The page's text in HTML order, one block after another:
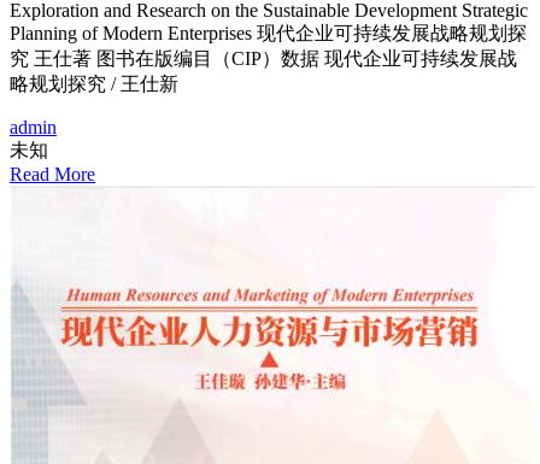
Exploration and Research on the Sustainable Development Strategic
Planning of Modern Enterprises 现代企业可持续发展战略规划探
究 王仕著 图书在版编目（CIP）数据 现代企业可持续发展战
略规划探究 / 王仕新
admin
未知
Read More